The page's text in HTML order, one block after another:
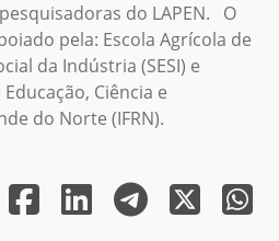
do LAPEN. O
pela: Escola Agrícola de
da Indústria (SESI) e
Ciência e
do Norte (IFRN).